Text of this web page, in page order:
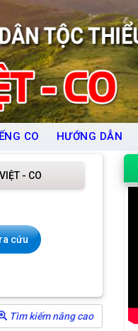
CO HƯỚNG DẪN
VIỆT - CO
cứu
Tìm kiếm nâng cao